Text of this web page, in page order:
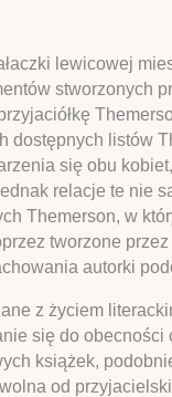
lewicowej
stworzonych
listów
się obu
relacje te nie
Themerson, w
tworzone
autorki
z życiem
się do
książek,
od